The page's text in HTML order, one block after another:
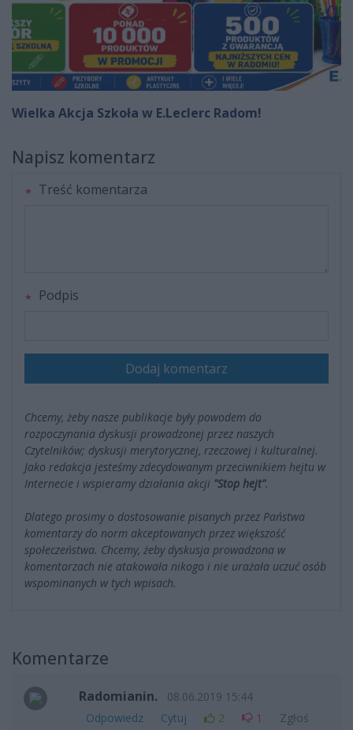
Wielka Akcja Szkoła w E.Leclerc Radom!
Napisz komentarz
Treść komentarza
Podpis
Dodaj komentarz
Chcemy, żeby nasze publikacje były powodem do
rozpoczynania dyskusji prowadzonej przez naszych
Czytelników; dyskusji merytorycznej, rzeczowej i kulturalnej.
Jako redakcja jesteśmy zdecydowanym przeciwnikiem hejtu w
Internecie i wspieramy działania akcji "Stop hejt".
Dlatego prosimy o dostosowanie pisanych przez Państwa
komentarzy do norm akceptowanych przez większość
społeczeństwa. Chcemy, żeby dyskusja prowadzona w
komentarzach nie atakowała nikogo i nie urażała uczuć osób
wspominanych w tych wpisach.
Komentarze
Radomianin.
08.06.2019 15:44
Odpowiedz
Cytuj 2 1 Zgłoś